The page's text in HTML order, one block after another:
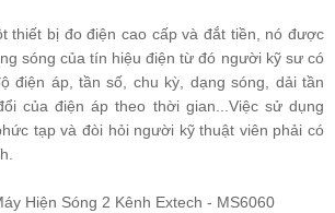
thiết bị đo điện cao cấp và đắt tiền, nó được
sóng của tín hiệu điện từ đó người kỹ sư có
điện áp, tần số, chu kỳ, dạng sóng, dải tần
của điện áp theo thời gian...Việc sử dụng
tạp và đòi hỏi người kỹ thuật viên phải có
Hiện Sóng 2 Kênh Extech - MS6060